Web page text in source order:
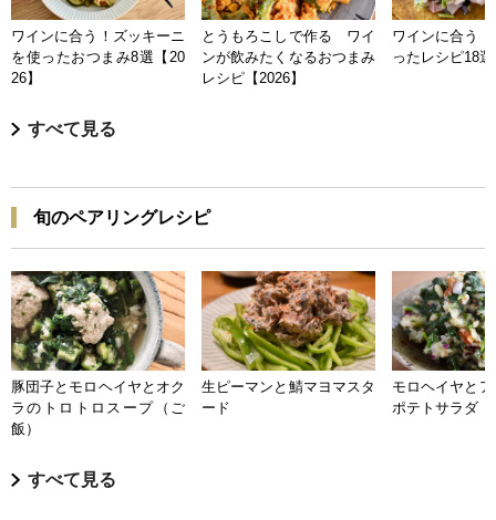
ワインに合う！ズッキーニ
を使ったおつまみ8選【20
26】
とうもろこしで作る ワイ
ンが飲みたくなるおつまみ
レシピ【2026】
ワインに合う
ったレシピ18
すべて見る
旬のペアリングレシピ
豚団子とモロヘイヤとオク
ラのトロトロスープ（ご
飯）
生ピーマンと鯖マヨマスタ
ード
モロヘイヤと
ポテトサラダ
すべて見る